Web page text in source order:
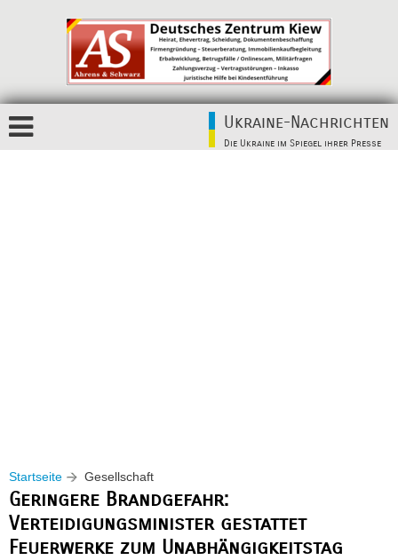
Ukraine-Nachrichten
Die Ukraine im Spiegel ihrer Presse
Startseite Gesellschaft
Geringere Brandgefahr:
Verteidigungsminister gestattet
Feuerwerke zum Unabhängigkeitstag